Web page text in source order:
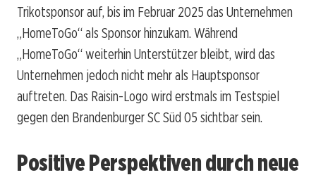
Trikotsponsor auf, bis im Februar 2025 das Unternehmen
„HomeToGo“ als Sponsor hinzukam. Während
„HomeToGo“ weiterhin Unterstützer bleibt, wird das
Unternehmen jedoch nicht mehr als Hauptsponsor
auftreten. Das Raisin-Logo wird erstmals im Testspiel
gegen den Brandenburger SC Süd 05 sichtbar sein.
Positive Perspektiven durch neue